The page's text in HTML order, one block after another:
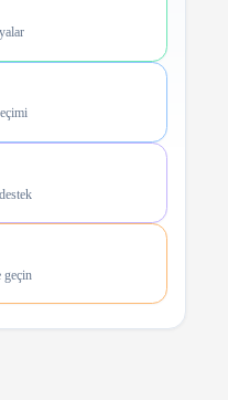
geçin